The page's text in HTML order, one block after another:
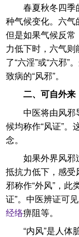
春夏秋冬四季
种气候变化。六气
但是如果气候反
力低下时，六气
了“六淫”或“六邪”
致病的“风邪”。
二、可自外来
中医将由风
候均称作“风证”。
念。
如果外界风邪
抵抗力低下，感
邪称作“外风”，此
证”。中医辨证可
经络痹阻等。
“内风”是人体